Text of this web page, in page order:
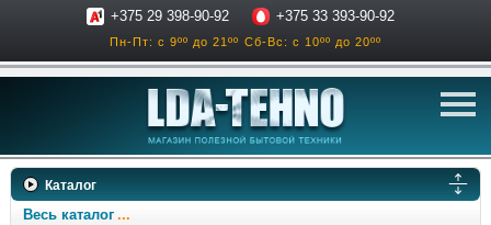
+375 29 398-90-92 +375 33 393-90-92
Пн-Пт: с 9ºº до 21ºº Сб-Вс: с 10ºº до 20ºº
телевизоры
Каталог
Весь каталог